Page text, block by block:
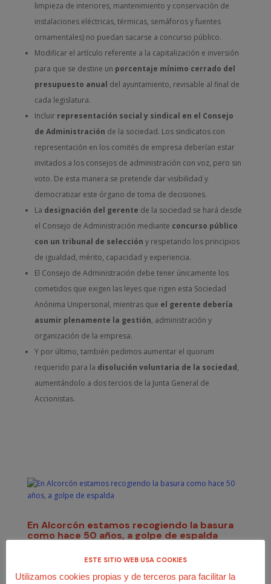
limpieza de interiores, mantenimiento y conservación de
instalaciones eléctricas, térmicas, semáforos y fuentes
ornamentales) no puedan sacarse a concurso público.
Modificar el artículo referente a la capitalización e inversión
para que se destine un porcentaje mínimo cerrado del
presupuesto anual del ayuntamiento, revisable al final de
cada legislatura.
Incluir representación social y sindical en el Consejo
de Administración de la sociedad. Los sindicatos con
representación en los comités de empresa deberían estar
invitados a los consejos de administración con voz, pero sin
voto. De esta manera se pretende dar visibilidad y
democratizar este órgano de toma de decisiones.
La designación del gerente de la sociedad se hará desde
el Consejo de Administración mediante concurso público
con un tribunal de selección y respetando los principios
de igualdad, mérito, capacidad y experiencia.
El Consejo de Administración debe tener únicamente los
cometidos que exigen las leyes que rigen esta Sociedad
Anónima Unipersonal, mientras que el gerente debería
asumir plenamente la gestión, administración y
organización de la empresa.
Y por último, también pedimos aumentar el quorum
requerido para la disolución voluntaria de la sociedad,
aumentándolo a dos tercios de la Junta General de
Accionistas.
En Alcorcón estamos recogiendo la basura
como hace 50 años, a golpe de espalda
Salud laboral
ESTE SITIO WEB USA COOKIES
Utilizamos cookies propias y de terceros para facilitar la